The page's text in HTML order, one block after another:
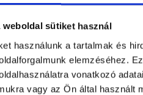
weboldal sütiket használ
használunk a tartalmak és
elemzéséhez.
vonatkozó
vagy az Ön által használt
és felette
és felette
megjelenítése